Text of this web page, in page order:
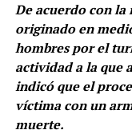
De acuerdo con la
originado en
hombres por el
actividad a la que
indicó que el
víctima con un
muerte.